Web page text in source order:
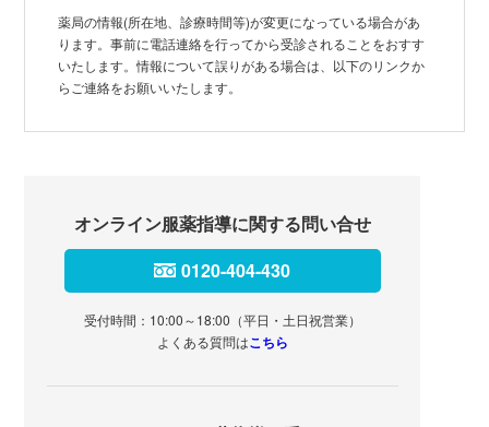
薬局の情報(所在地、診療時間等)が変更になっている場合があ
ります。事前に電話連絡を行ってから受診されることをおすす
いたします。情報について誤りがある場合は、以下のリンクか
らご連絡をお願いいたします。
オンライン服薬指導に関する問い合せ
0120-404-430
受付時間：10:00～18:00（平日・土日祝営業）
よくある質問はこちら